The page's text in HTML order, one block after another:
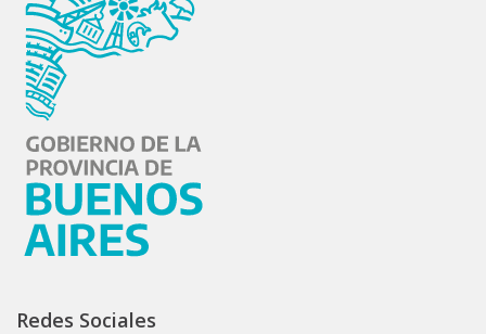
Redes Sociales